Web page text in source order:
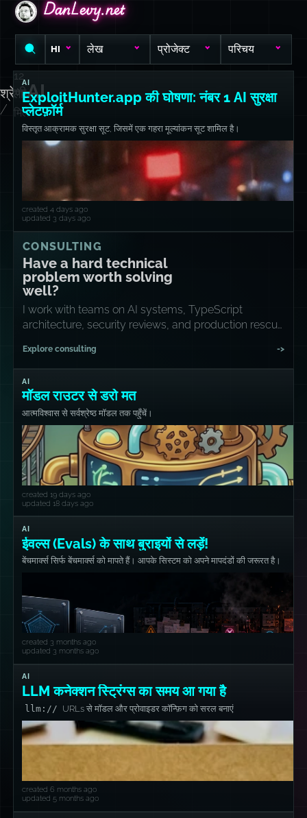
DanLevy.net
DanLevy.net
DanLevy.net
HI लेख प्रोजेक्ट परिचय
श्रेणी
/
AI
12
लेख
मिले
AI
ExploitHunter.app की घोषणा: नंबर 1 AI सुरक्षा
प्लेटफ़ॉर्म
विस्तृत आक्रामक सुरक्षा सूट, जिसमें एक गहरा मूल्यांकन सूट शामिल है।
created 4 days ago
updated 3 days ago
CONSULTING
Have a hard technical
problem worth solving
well?
I work with teams on AI systems, TypeScript
architecture, security reviews, and production rescue
Explore consulting ->
AI
मॉडल राउटर से डरो मत
आत्मविश्वास से सर्वश्रेष्ठ मॉडल तक पहुँचें।
created 19 days ago
updated 18 days ago
AI
ईवल्स (Evals) के साथ बुराइयों से लड़ें!
बेंचमार्क्स सिर्फ बेंचमार्क्स को मापते हैं। आपके सिस्टम को अपने मापदंडों की जरूरत है।
created 3 months ago
updated 3 months ago
AI
LLM कनेक्शन स्ट्रिंग्स का समय आ गया है
llm:// URLs से मॉडल और प्रोवाइडर कॉन्फ़िग को सरल बनाएं
created 6 months ago
updated 5 months ago